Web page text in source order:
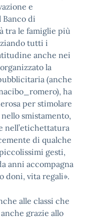
e
Banco di
tra le famiglie più
tutti i
anche nei
la
(anche
ha
per stimolare
smistamento,
nell’etichettatura
di qualche
gesti,
anni accompagna
doni, vita regali».
alle classi che
grazie allo